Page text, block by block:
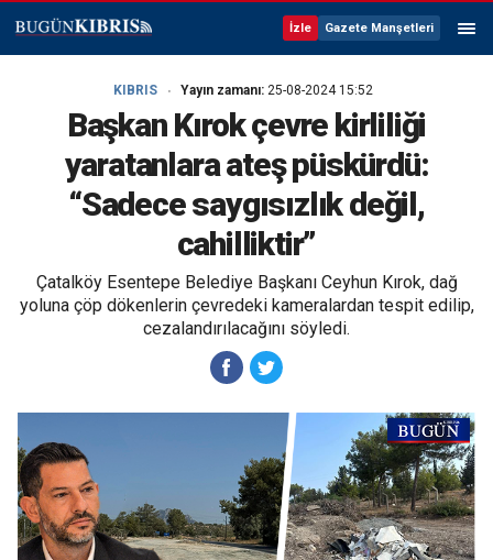
İzle Gazete Manşetleri
KIBRIS Yayın zamanı: 25-08-2024 15:52
Başkan Kırok çevre kirliliği
yaratanlara ateş püskürdü:
“Sadece saygısızlık değil,
cahilliktir”
Çatalköy Esentepe Belediye Başkanı Ceyhun Kırok, dağ
yoluna çöp dökenlerin çevredeki kameralardan tespit edilip,
cezalandırılacağını söyledi.